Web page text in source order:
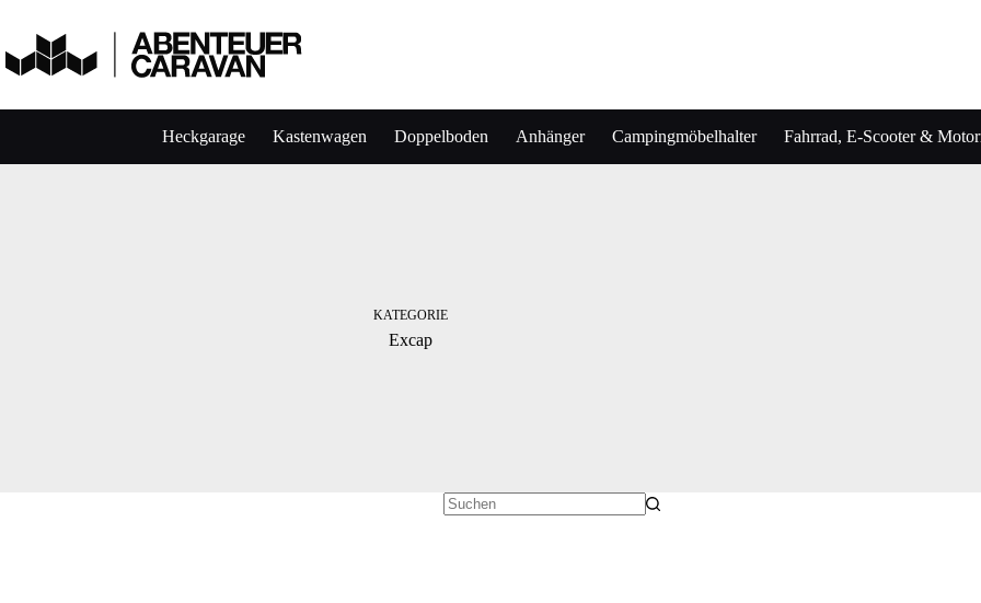
Heckgarage Kastenwagen Doppelboden Anhänger Campingmöbelhalter Fahrrad, E-Scooter &
KATEGORIE
Excap